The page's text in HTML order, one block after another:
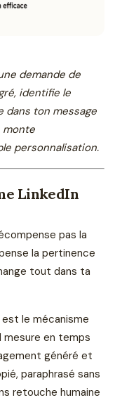
demande de
identifie le
ton message
monte
personnalisation.
LinkedIn
pas la
la pertinence
tout dans ta
est le mécanisme
mesure en temps
généré et
paraphrasé sans
retouche humaine